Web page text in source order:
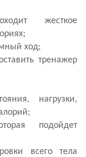
жесткое
ход;
тренажер
нагрузки,
подойдет
всего тела